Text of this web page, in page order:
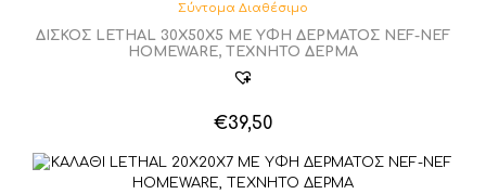
Σύντομα Διαθέσιμο
ΔΙΣΚΟΣ LETHAL 30X50Χ5 ΜΕ ΥΦΗ ΔΕΡΜΑΤΟΣ NEF-NEF
HOMEWARE, ΤΕΧΝΗΤΟ ΔΕΡΜΑ
€39,50